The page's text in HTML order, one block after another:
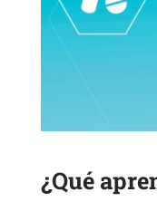
¿Qué